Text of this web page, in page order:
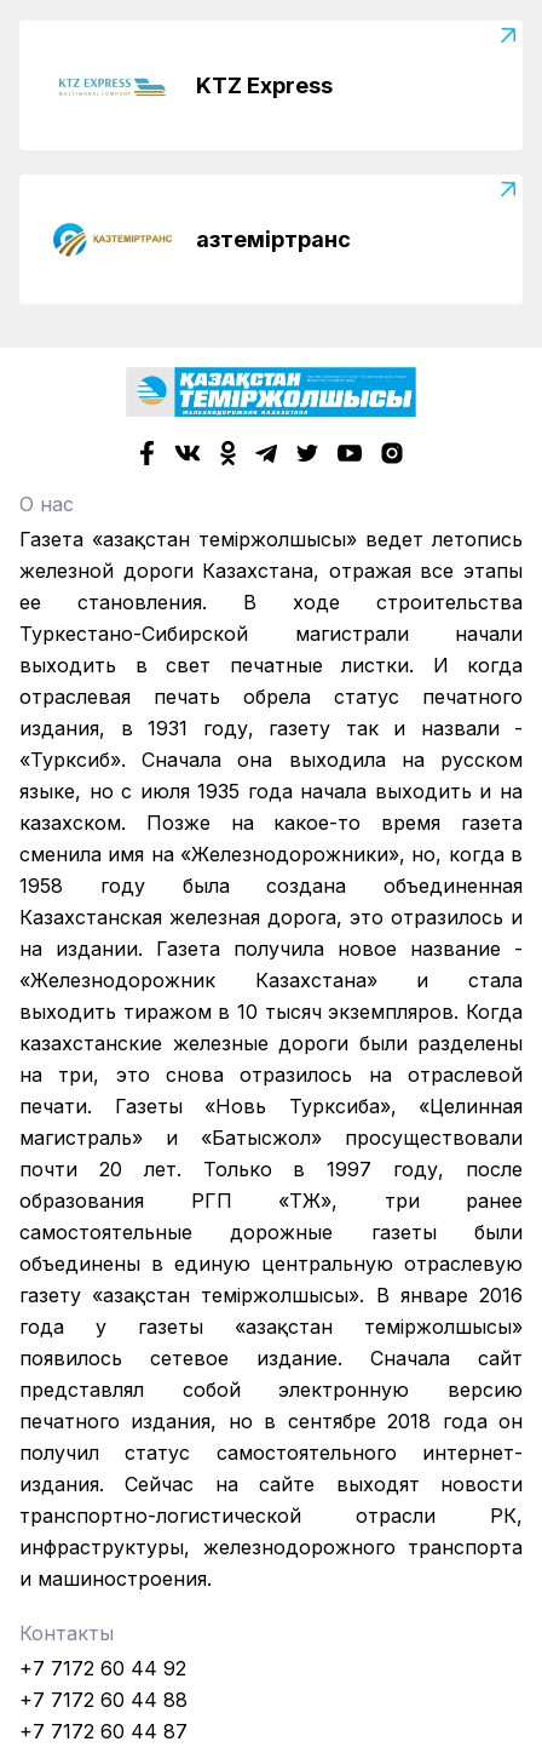
KTZ Express
Қазтеміртранс
О нас
Газета «Қазақстан теміржолшысы» ведет летопись
железной дороги Казахстана, отражая все этапы
ее становления. В ходе строительства
Туркестано-Сибирской магистрали начали
выходить в свет печатные листки. И когда
отраслевая печать обрела статус печатного
издания, в 1931 году, газету так и назвали -
«Турксиб». Сначала она выходила на русском
языке, но с июля 1935 года начала выходить и на
казахском. Позже на какое-то время газета
сменила имя на «Железнодорожники», но, когда в
1958 году была создана объединенная
Казахстанская железная дорога, это отразилось и
на издании. Газета получила новое название -
«Железнодорожник Казахстана» и стала
выходить тиражом в 10 тысяч экземпляров. Когда
казахстанские железные дороги были разделены
на три, это снова отразилось на отраслевой
печати. Газеты «Новь Турксиба», «Целинная
магистраль» и «Батысжол» просуществовали
почти 20 лет. Только в 1997 году, после
образования РГП «ҚТЖ», три ранее
самостоятельные дорожные газеты были
объединены в единую центральную отраслевую
газету «Қазақстан темiржолшысы». В январе 2016
года у газеты «Қазақстан теміржолшысы»
появилось сетевое издание. Сначала сайт
представлял собой электронную версию
печатного издания, но в сентябре 2018 года он
получил статус самостоятельного интернет-
издания. Сейчас на сайте выходят новости
транспортно-логистической отрасли РК,
инфраструктуры, железнодорожного транспорта
и машиностроения.
Контакты
+7 7172 60 44 92
+7 7172 60 44 88
+7 7172 60 44 87